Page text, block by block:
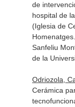
de
hospital de
(Iglesia de
Sanfeliu
de la
Odriozola,
Cerámica